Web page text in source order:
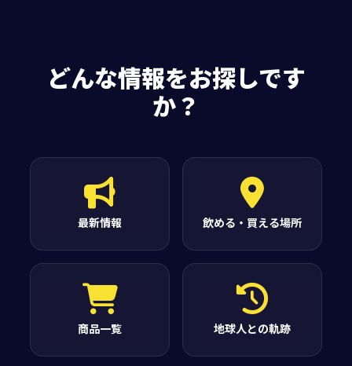
どんな情報をお探しです
か？
最新情報 飲める・買える場所
商品一覧 地球人との軌跡